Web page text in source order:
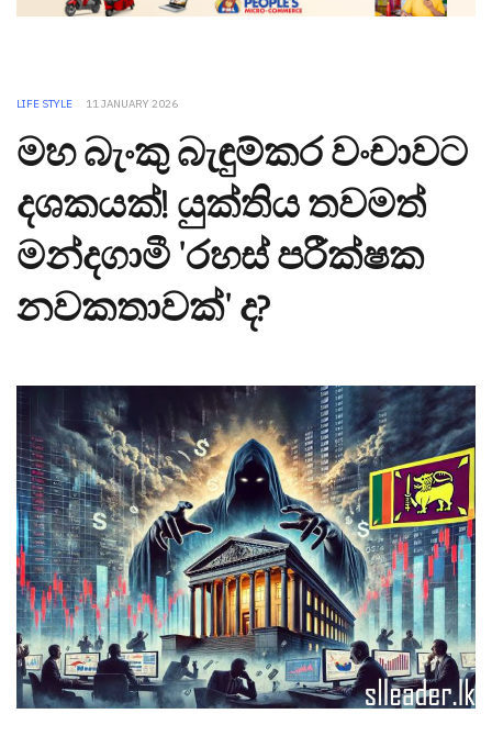
LIFE STYLE 11 JANUARY 2026
මහ බැංකු බැඳුම්කර වංචාවට
දශකයක්! යුක්තිය තවමත්
මන්දගාමී 'රහස් පරීක්ෂක
නවකතාවක්' ද?